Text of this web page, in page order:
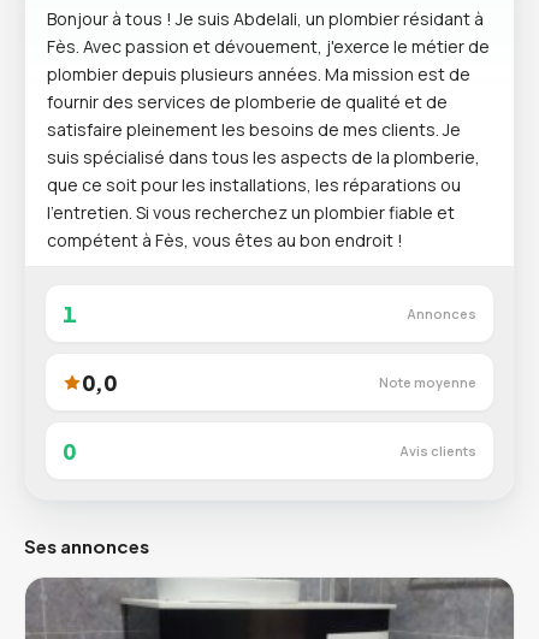
Bonjour à tous ! Je suis Abdelali, un plombier résidant à
Fès. Avec passion et dévouement, j'exerce le métier de
plombier depuis plusieurs années. Ma mission est de
fournir des services de plomberie de qualité et de
satisfaire pleinement les besoins de mes clients. Je
suis spécialisé dans tous les aspects de la plomberie,
que ce soit pour les installations, les réparations ou
l'entretien. Si vous recherchez un plombier fiable et
compétent à Fès, vous êtes au bon endroit !
1 Annonces
0,0 Note moyenne
0 Avis clients
Ses annonces